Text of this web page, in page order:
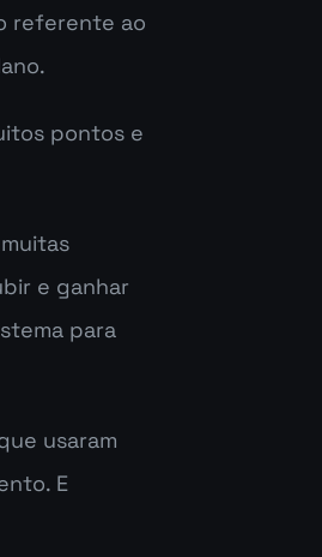
referente ao
pontos e
e ganhar
para
usaram
E